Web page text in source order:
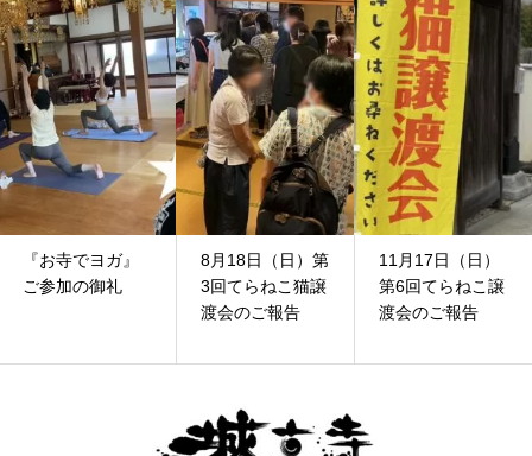
『お寺でヨガ』
ご参加の御礼
8月18日（日）第
3回てらねこ猫譲
渡会のご報告
11月17日（日）
第6回てらねこ譲
渡会のご報告